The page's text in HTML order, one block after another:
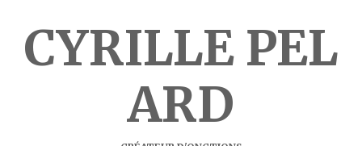
contentCYRILLE PEL
ARD